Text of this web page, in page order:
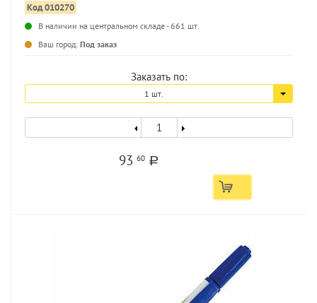
Код 010270
В наличии на центральном складе - 661 шт.
Ваш город: Под заказ
Заказать по:
1 шт.
9360 a